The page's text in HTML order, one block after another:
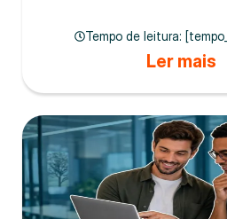
Tempo de leitura:
Ler mais